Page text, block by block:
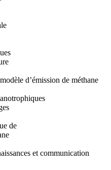
d’émission de méthane
de
et communication